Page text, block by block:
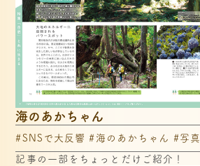
海のあかちゃん
#SNSで大反響 #海のあかちゃん #写
記事の一部をちょっとだけご紹介！